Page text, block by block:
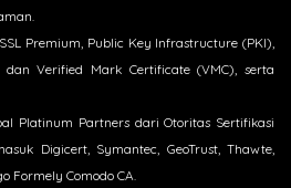
Premium, Public Key Infrastructure (PKI),
Verified Mark Certificate (VMC), serta
Platinum Partners dari Otoritas Sertifikasi
Digicert, Symantec, GeoTrust, Thawte,
Formely Comodo CA.